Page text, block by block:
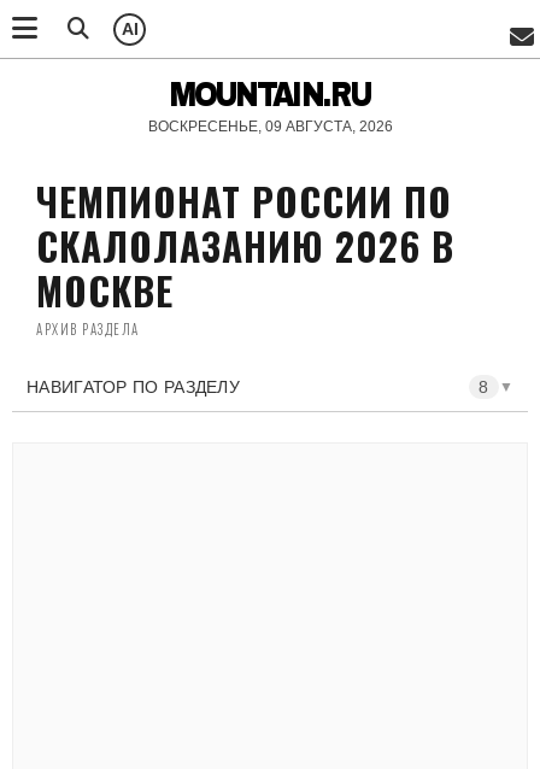
AI
MOUNTAIN.RU
ВОСКРЕСЕНЬЕ, 09 АВГУСТА, 2026
ЧЕМПИОНАТ РОССИИ ПО
СКАЛОЛАЗАНИЮ 2026 В
МОСКВЕ
АРХИВ РАЗДЕЛА
НАВИГАТОР ПО РАЗДЕЛУ 8 ▼